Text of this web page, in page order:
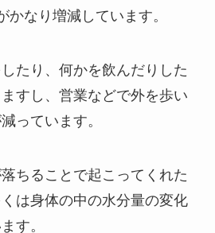
かなり増減しています。
たり、何かを飲んだりした
すし、営業などで外を歩い
っています。
ちることで起こってくれた
は身体の中の水分量の変化
す。